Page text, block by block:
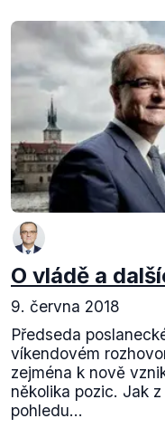
O vládě a
9. června 2018
Předseda
víkendovém
zejména k nově
několika pozic. Jak
pohledu...